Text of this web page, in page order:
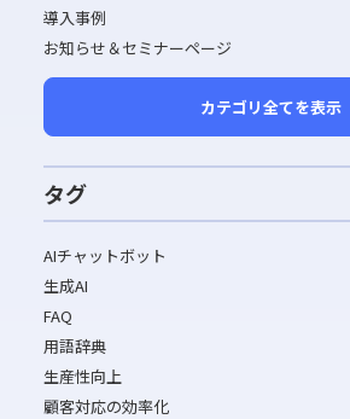
導入事例
お知らせ＆セミナーページ
カテゴリ全てを表示
タグ
AIチャットボット
生成AI
FAQ
用語辞典
生産性向上
顧客対応の効率化